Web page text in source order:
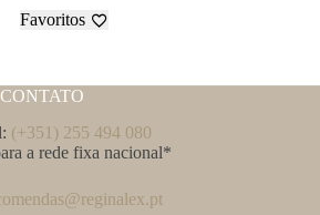
Favoritos
CONTATO
(+351) 255 494 080
a rede fixa nacional*